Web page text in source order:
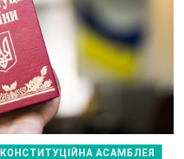
КОНСТИТУЦІЙНА АСАМБЛЕЯ